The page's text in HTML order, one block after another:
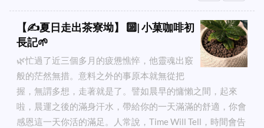
【✍️夏日走出茶寮坳】 🔟| 小菓咖啡初
長記🌱
🌿忙過了近三個多月的疲憊憔悴，他靈魂出竅
般的茫然無措。意料之外的事原本就無從把
握，無謂多想，走著就是了。譬如晨早的慵懶之間，起來
啦，晨運之後的滿身汗水，帶給你的一天滿滿的舒適，你會
感恩這一天你活的滿足。人常說，Time Will Tell，時間會告